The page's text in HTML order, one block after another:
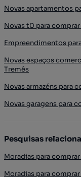
Novas apartamentos
Novas t0 para
Empreendimentos
Novas espaços
Tremês
Novas armazéns para
Novas garagens para
Pesquisas
Moradias para
Moradias para